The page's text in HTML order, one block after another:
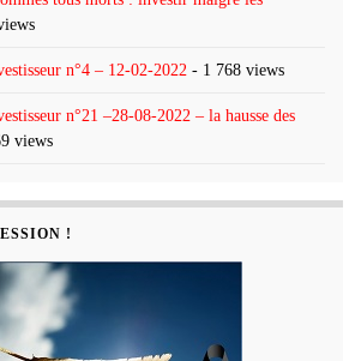
n°4 – 12-02-2022 - 1 768 views
n°21 –28-08-2022 – la hausse des
views
!